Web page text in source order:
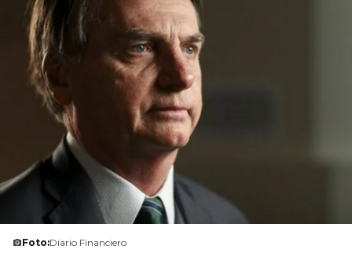
Foto:Diario Financiero